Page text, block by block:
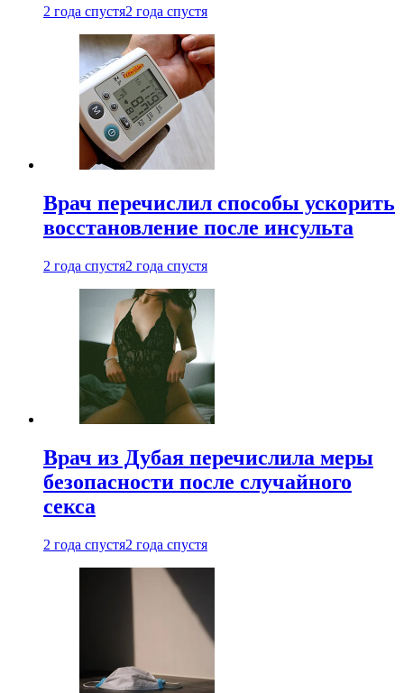
2 года спустя2 года спустя
Врач перечислил способы ускорить
восстановление после инсульта
2 года спустя2 года спустя
Врач из Дубая перечислила меры
безопасности после случайного
секса
2 года спустя2 года спустя